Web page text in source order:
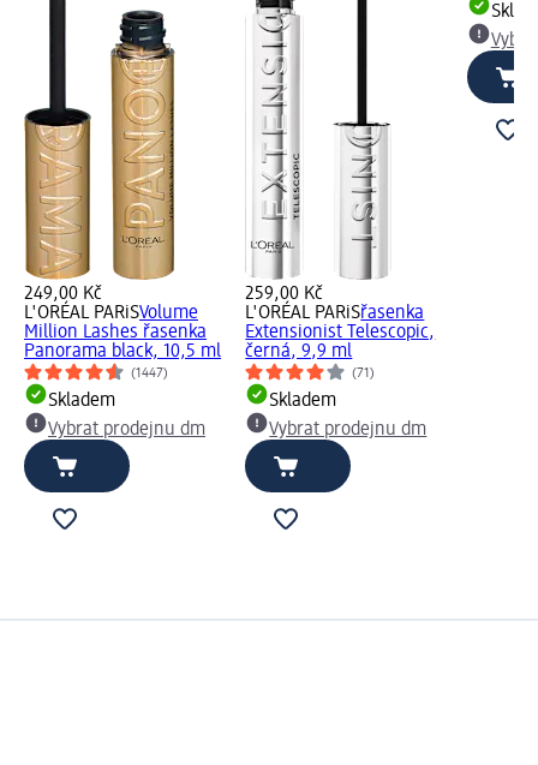
249,00 Kč
L'ORÉAL PARiSVolume
Million Lashes řasenka
Panorama black, 10,5 ml
(1447)
Skladem
Vybrat prodejnu dm
259,00 Kč
L'ORÉAL PARiSřasenka
Extensionist Telescopic,
černá, 9,9 ml
(71)
Skladem
Vybrat prodejnu dm